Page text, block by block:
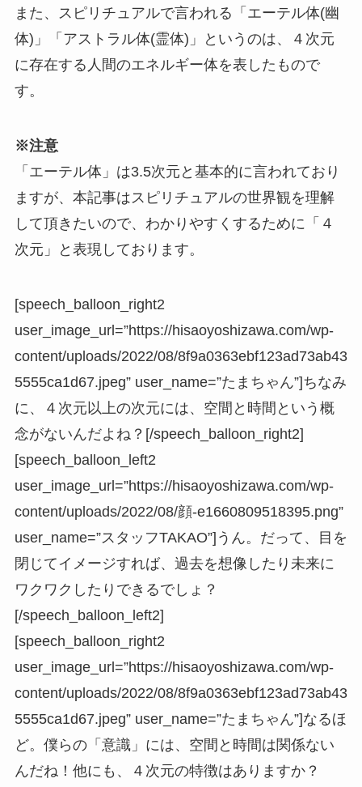
また、スピリチュアルで言われる「エーテル体(幽
体)」「アストラル体(霊体)」というのは、４次元
に存在する人間のエネルギー体を表したもので
す。
※注意
「エーテル体」は3.5次元と基本的に言われており
ますが、本記事はスピリチュアルの世界観を理解
して頂きたいので、わかりやすくするために「４
次元」と表現しております。
[speech_balloon_right2
user_image_url=”https://hisaoyoshizawa.com/wp-
content/uploads/2022/08/8f9a0363ebf123ad73ab43
5555ca1d67.jpeg” user_name=”たまちゃん”]ちなみ
に、４次元以上の次元には、空間と時間という概
念がないんだよね？[/speech_balloon_right2]
[speech_balloon_left2
user_image_url=”https://hisaoyoshizawa.com/wp-
content/uploads/2022/08/顔-e1660809518395.png”
user_name=”スタッフTAKAO”]うん。だって、目を
閉じてイメージすれば、過去を想像したり未来に
ワクワクしたりできるでしょ？
[/speech_balloon_left2]
[speech_balloon_right2
user_image_url=”https://hisaoyoshizawa.com/wp-
content/uploads/2022/08/8f9a0363ebf123ad73ab43
5555ca1d67.jpeg” user_name=”たまちゃん”]なるほ
ど。僕らの「意識」には、空間と時間は関係ない
んだね！他にも、４次元の特徴はありますか？